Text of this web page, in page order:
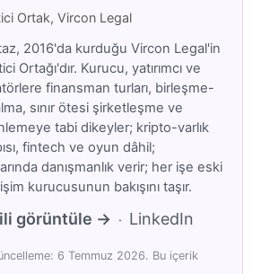
Ortak, Vircon Legal
2016'da kurduğu Vircon Legal'in
Ortağı'dır. Kurucu, yatırımcı ve
finansman turları, birleşme-
sınır ötesi şirketleşme ve
tabi dikeyler; kripto-varlık
fintech ve oyun dâhil;
danışmanlık verir; her işe eski
kurucusunun bakışını taşır.
görüntüle → · LinkedIn
6 Temmuz 2026. Bu içerik